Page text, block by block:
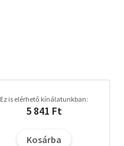
Ez is elérhető kínálatunkban:
5 841 Ft
Kosárba